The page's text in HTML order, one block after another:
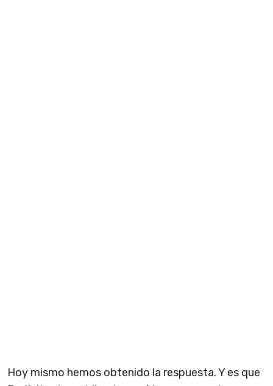
Hoy mismo hemos obtenido la respuesta. Y es que